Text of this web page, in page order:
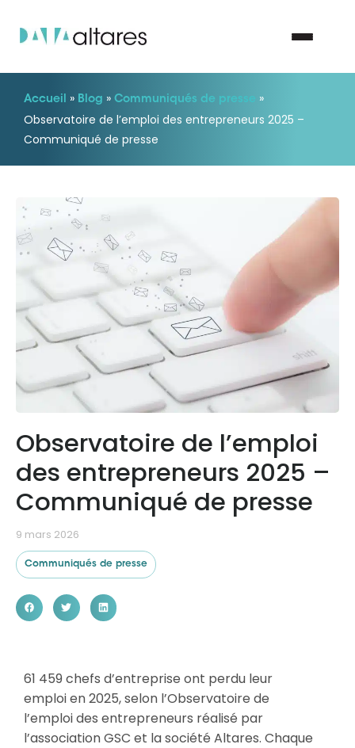
Nous contacter
Nos solutions
Notre groupe
Nos partenaires
Ressources
Accueil » Blog » Communiqués de presse »
Observatoire de l’emploi des entrepreneurs 2025 –
Communiqué de presse
Observatoire de l’emploi
des entrepreneurs 2025 –
Communiqué de presse
9 mars 2026
Communiqués de presse
61 459 chefs d’entreprise ont perdu leur
emploi en 2025,selon l’Observatoire de
l’emploi des entrepreneurs réalisé par
l’association GSC et la société Altares. Chaque